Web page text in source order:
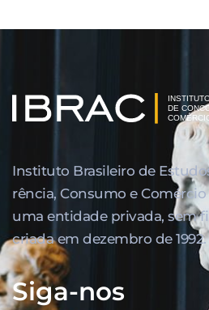
Instituto Brasileiro de
rência, Consumo e
uma entidade privada, sem
criada em dezembro de 1992.
Siga-nos